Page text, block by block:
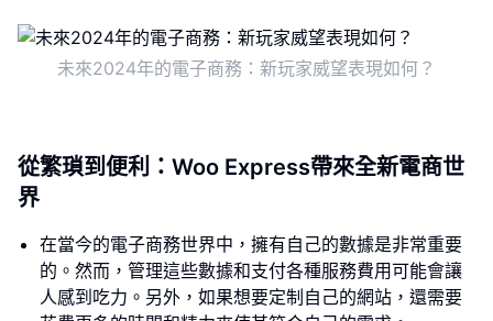
未來2024年的電子商務：新玩家威望表現如何？
從繁瑣到便利：Woo Express帶來全新電商世
界
在當今的電子商務世界中，擁有自己的數據是非常重要
的。然而，管理這些數據和支付各種服務費用可能會讓
人感到吃力。另外，如果想要定制自己的網站，還需要